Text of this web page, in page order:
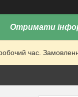
Отримати
час.